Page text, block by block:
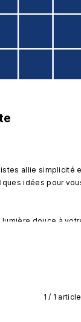
allie simplicité
idées pour
douce à
1 / 1